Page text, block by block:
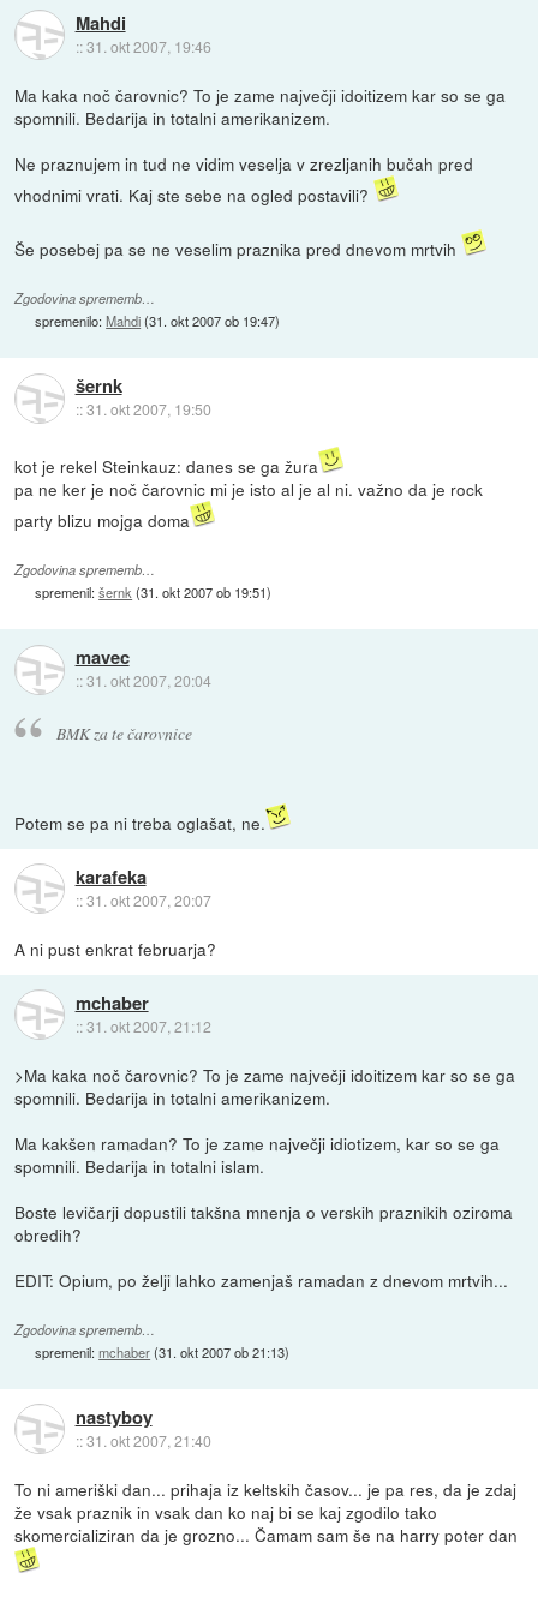
Mahdi
::31. okt 2007, 19:46
Ma kaka noč čarovnic? To je zame največji idoitizem kar so se ga
spomnili. Bedarija in totalni amerikanizem.
Ne praznujem in tud ne vidim veselja v zrezljanih bučah pred
vhodnimi vrati. Kaj ste sebe na ogled postavili?
Še posebej pa se ne veselim praznika pred dnevom mrtvih
Zgodovina sprememb…
spremenilo:Mahdi(31. okt 2007 ob 19:47)
šernk
::31. okt 2007, 19:50
kot je rekel Steinkauz: danes se ga žura
pa ne ker je noč čarovnic mi je isto al je al ni. važno da je rock
party blizu mojga doma
Zgodovina sprememb…
spremenil:šernk (31. okt 2007 ob 19:51)
mavec
::31. okt 2007, 20:04
BMK za te čarovnice
Potem se pa ni treba oglašat, ne.
karafeka
::31. okt 2007, 20:07
A ni pust enkrat februarja?
mchaber
::31. okt 2007, 21:12
>Ma kaka noč čarovnic? To je zame največji idoitizem kar so se ga
spomnili. Bedarija in totalni amerikanizem.
Ma kakšen ramadan? To je zame največji idiotizem, kar so se ga
spomnili. Bedarija in totalni islam.
Boste levičarji dopustili takšna mnenja o verskih praznikih oziroma
obredih?
EDIT: Opium, po želji lahko zamenjaš ramadan z dnevom mrtvih...
Zgodovina sprememb…
spremenil:mchaber(31. okt 2007 ob 21:13)
nastyboy
::31. okt 2007, 21:40
To ni ameriški dan... prihaja iz keltskih časov... je pa res, da je zdaj
že vsak praznik in vsak dan ko naj bi se kaj zgodilo tako
skomercializiran da je grozno... Čamam sam še na harry poter dan